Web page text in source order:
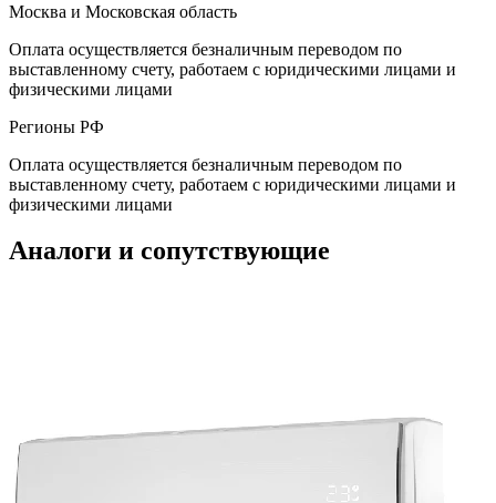
Москва и Московская область
Оплата осуществляется безналичным переводом по
выставленному счету, работаем с юридическими лицами и
физическими лицами
Регионы РФ
Оплата осуществляется безналичным переводом по
выставленному счету, работаем с юридическими лицами и
физическими лицами
Аналоги и сопутствующие